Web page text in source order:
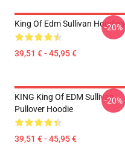
King Of Edm Sullivan Hoodies
39,51 € - 45,95 €
-20%
KING King Of EDM Sullivan
Pullover Hoodie
39,51 € - 45,95 €
-20%